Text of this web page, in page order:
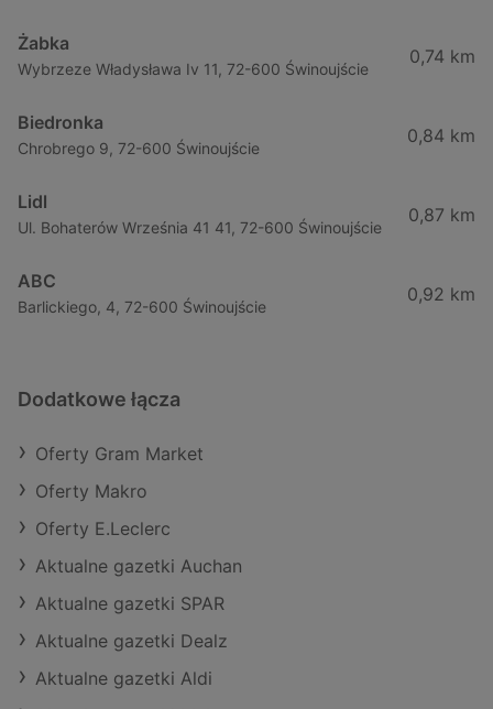
Żabka
Wybrzeze Władysława Iv 11, 72-600 Świnoujście
0,74 km
Biedronka
Chrobrego 9, 72-600 Świnoujście
0,84 km
Lidl
Ul. Bohaterów Września 41 41, 72-600 Świnoujście
0,87 km
ABC
Barlickiego, 4, 72-600 Świnoujście
0,92 km
Dodatkowe łącza
Oferty Gram Market
Oferty Makro
Oferty E.Leclerc
Aktualne gazetki Auchan
Aktualne gazetki SPAR
Aktualne gazetki Dealz
Aktualne gazetki Aldi